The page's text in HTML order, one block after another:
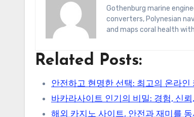
Gothenburg marine engineer sailing the South Pacific on a hydrogen yacht. Jonas blogs on wave-energy
converters, Polynesian
and maps coral health
Related Posts:
안전하고 현명한 선택: 최고의 온라
바카라사이트 인기의 비밀: 경험, 신
해외 카지노 사이트, 안전과 재미를